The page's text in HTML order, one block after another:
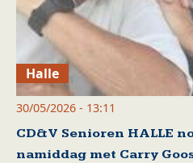
Halle
30/05/2026 - 13:11
CD&V Senioren HALLE
namiddag met Carry